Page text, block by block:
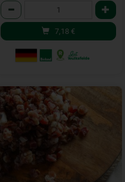
Anzahl
7,18 €